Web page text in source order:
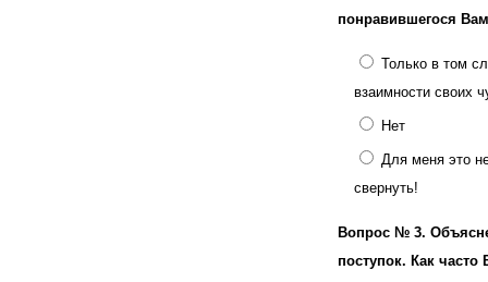
понравившегося
Только в том
взаимности своих
Нет
Для меня это
свернуть!
Вопрос № 3.
поступок. Как